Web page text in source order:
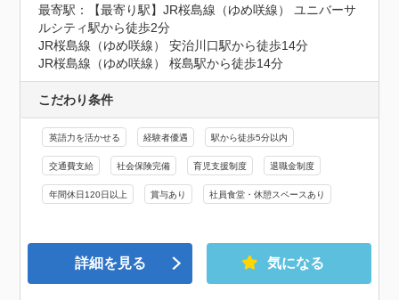
最寄駅：【最寄り駅】JR桜島線（ゆめ咲線） ユニバーサ
ルシティ駅から徒歩2分
JR桜島線（ゆめ咲線） 安治川口駅から徒歩14分
JR桜島線（ゆめ咲線） 桜島駅から徒歩14分
こだわり条件
英語力を活かせる 経験者優遇 駅から徒歩5分以内
交通費支給 社会保険完備 育児支援制度 退職金制度
年間休日120日以上 賞与あり 社員食堂・休憩スペースあり
詳細を見る 気になる